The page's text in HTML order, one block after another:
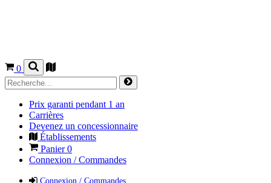
0
Prix garanti pendant 1 an
Carrières
Devenez un concessionnaire
Établissements
Panier0
Connexion / Commandes
Connexion / Commandes